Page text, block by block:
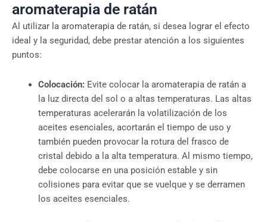
aromaterapia de ratán
Al utilizar la aromaterapia de ratán, si desea lograr el efecto
ideal y la seguridad, debe prestar atención a los siguientes
puntos:
Colocación:Evite colocar la aromaterapia de ratán a
la luz directa del sol o a altas temperaturas. Las altas
temperaturas acelerarán la volatilización de los
aceites esenciales, acortarán el tiempo de uso y
también pueden provocar la rotura del frasco de
cristal debido a la alta temperatura. Al mismo tiempo,
debe colocarse en una posición estable y sin
colisiones para evitar que se vuelque y se derramen
los aceites esenciales.